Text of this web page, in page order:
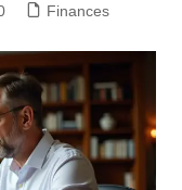
Finances